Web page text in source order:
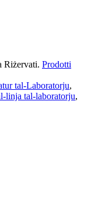
Riżervati. Prodotti
tal-Laboratorju,
linja tal-laboratorju,